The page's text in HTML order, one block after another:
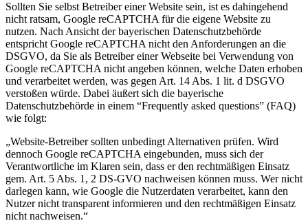
Sollten Sie selbst Betreiber einer Website sein, ist es dahingehend
nicht ratsam, Google reCAPTCHA für die eigene Website zu
nutzen. Nach Ansicht der bayerischen Datenschutzbehörde
entspricht Google reCAPTCHA nicht den Anforderungen an die
DSGVO, da Sie als Betreiber einer Webseite bei Verwendung von
Google reCAPTCHA nicht angeben können, welche Daten erhoben
und verarbeitet werden, was gegen Art. 14 Abs. 1 lit. d DSGVO
verstoßen würde. Dabei äußert sich die bayerische
Datenschutzbehörde in einem “Frequently asked questions” (FAQ)
wie folgt:
„Website-Betreiber sollten unbedingt Alternativen prüfen. Wird
dennoch Google reCAPTCHA eingebunden, muss sich der
Verantwortliche im Klaren sein, dass er den rechtmäßigen Einsatz
gem. Art. 5 Abs. 1, 2 DS-GVO nachweisen können muss. Wer nicht
darlegen kann, wie Google die Nutzerdaten verarbeitet, kann den
Nutzer nicht transparent informieren und den rechtmäßigen Einsatz
nicht nachweisen.“